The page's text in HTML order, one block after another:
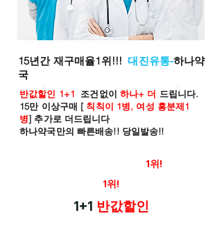
15년간 재구매율1위!!!대진유통-하나약
국
반값할인 1+1 조건없이 하나+ 더 드립니다.
15만 이상구매 [ 칙칙이 1병, 여성 흥분제1
병] 추가로 더드립니다
하나약국만의 빠른배송!! 당일발송!!
1위!
1위!
1+1 반값할인